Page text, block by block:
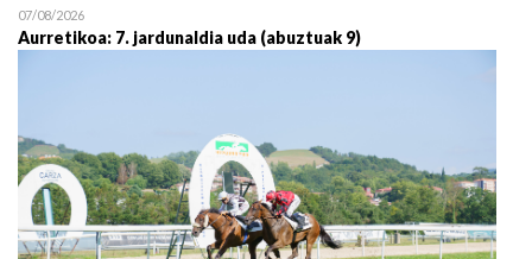
19/07 11:30 Uztailaren 19a / 19 de
07/08/2026
Aurretikoa: 7. jardunaldia uda (abuztuak 9)